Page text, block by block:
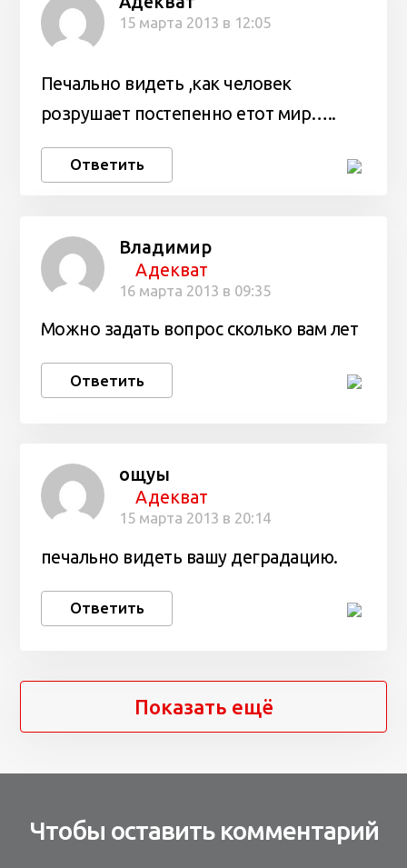
15 марта 2013 в 12:05
Печально видеть ,как человек
розрушает постепенно етот мир…..
Ответить
Владимир
Адекват
16 марта 2013 в 09:35
Можно задать вопрос сколько вам лет
Ответить
ощуы
Адекват
15 марта 2013 в 20:14
печально видеть вашу деградацию.
Ответить
Показать ещё
Чтобы оставить комментарий